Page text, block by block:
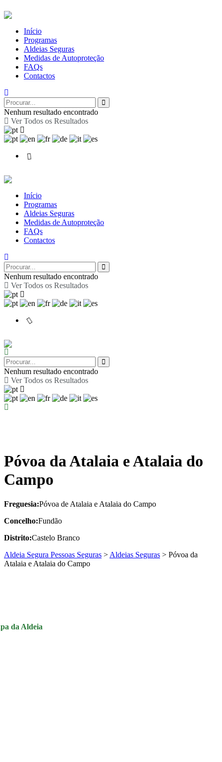
Início
Programas
Aldeias Seguras
Medidas de Autoproteção
FAQs
Contactos
Nenhum resultado encontrado
Ver Todos os Resultados
Início
Programas
Aldeias Seguras
Medidas de Autoproteção
FAQs
Contactos
Nenhum resultado encontrado
Ver Todos os Resultados
Nenhum resultado encontrado
Ver Todos os Resultados
Póvoa da Atalaia e Atalaia do
Campo
Freguesia:Póvoa de Atalaia e Atalaia do Campo
Concelho:Fundão
Distrito:Castelo Branco
Aldeia Segura Pessoas Seguras > Aldeias Seguras > Póvoa da
Atalaia e Atalaia do Campo
da Aldeia